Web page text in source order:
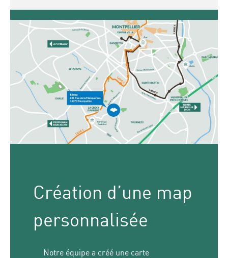
Création d’une map
personnalisée
Notre équipe a créé une carte